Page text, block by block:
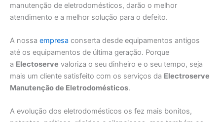
manutenção de eletrodomésticos, darão o melhor
atendimento e a melhor solução para o defeito.
A nossa empresa conserta desde equipamentos antigos
até os equipamentos de última geração. Porque
a Electoserve valoriza o seu dinheiro e o seu tempo, seja
mais um cliente satisfeito com os serviços da Electroserve
Manutenção de Eletrodomésticos.
A evolução dos eletrodomésticos os fez mais bonitos,